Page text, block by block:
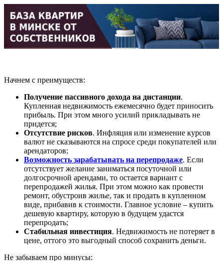
Начнем с преимуществ:
Получение пассивного дохода на дистанции.
Купленная недвижимость ежемесячно будет приносить
прибыль. При этом много усилий прикладывать не
придется;
Отсутствие рисков. Инфляция или изменение курсов
валют не сказываются на спросе среди покупателей или
арендаторов;
Возможность зарабатывать на перепродаже. Если
отсутствует желание заниматься посуточной или
долгосрочной арендами, то остается вариант с
перепродажей жилья. При этом можно как провести
ремонт, обустроив жилье, так и продать в купленном
виде, прибавив к стоимости. Главное условие – купить
дешевую квартиру, которую в будущем удастся
перепродать;
Стабильная инвестиция. Недвижимость не потеряет в
цене, оттого это выгодный способ сохранить деньги.
Не забываем про минусы: